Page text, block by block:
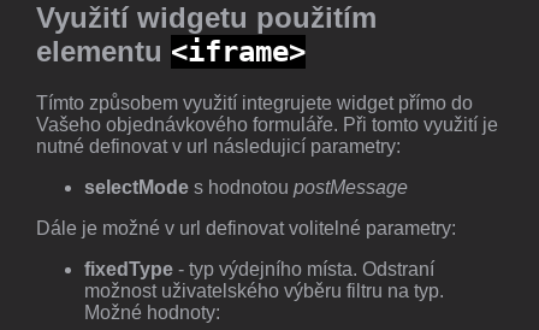
Využití widgetu použitím
elementu <iframe>
Tímto způsobem využití integrujete widget přímo do
Vašeho objednávkového formuláře. Při tomto využití je
nutné definovat v url následujicí parametry:
selectMode s hodnotou postMessage
Dále je možné v url definovat volitelné parametry:
fixedType - typ výdejního místa. Odstraní
možnost uživatelského výběru filtru na typ.
Možné hodnoty: